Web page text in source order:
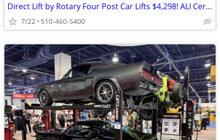
Direct Lift by Rotary Four Post Car Lifts $4,298! ALI Certified!
7/22 510-460-5400